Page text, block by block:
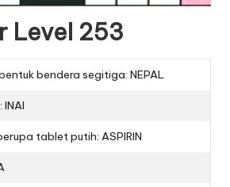
Level 253
bendera segitiga: NEPAL
INAI
tablet putih: ASPIRIN